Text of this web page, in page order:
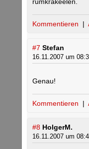
Kommentieren |
#7 Stefan
16.11.2007 um
Genau!
Kommentieren |
#8 HolgerM.
16.11.2007 um